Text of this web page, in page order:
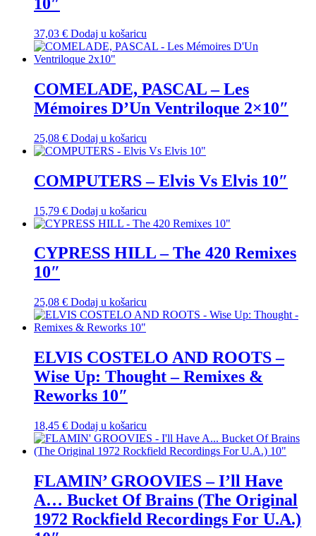
37,03 € Dodaj u košaricu
COMELADE, PASCAL – Les
Mémoires D’Un Ventriloque 2×10″
25,08 € Dodaj u košaricu
COMPUTERS – Elvis Vs Elvis 10″
15,79 € Dodaj u košaricu
CYPRESS HILL – The 420 Remixes
10″
25,08 € Dodaj u košaricu
ELVIS COSTELO AND ROOTS –
Wise Up: Thought – Remixes &
Reworks 10″
18,45 € Dodaj u košaricu
FLAMIN’ GROOVIES – I’ll Have
A… Bucket Of Brains (The Original
1972 Rockfield Recordings For U.A.)